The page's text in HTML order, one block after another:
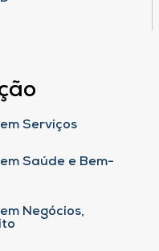
Serviços
Saúde e Bem-
Negócios,